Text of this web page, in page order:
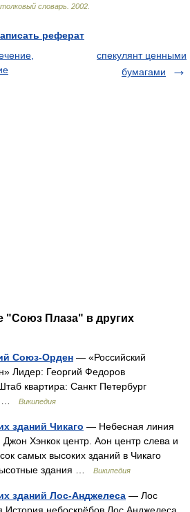
словарь 2002
реферат
спекулянт ценными
бумагами
"Союз Плаза" в других
Союз-Орден — «Российский
Лидер: Георгий Федоров
квартира: Санкт Петербург
…
Википедия
зданий Чикаго — Небесная линия
Хэнкок центр. Аон центр слева и
самых высоких зданий в Чикаго
здания …
Википедия
зданий Лос-Анджелеса — Лос